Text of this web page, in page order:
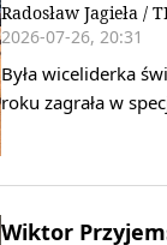
Radosław Jagieła /
2026-07-26, 20:31
Była wiceliderka
roku zagrała w
Wiktor